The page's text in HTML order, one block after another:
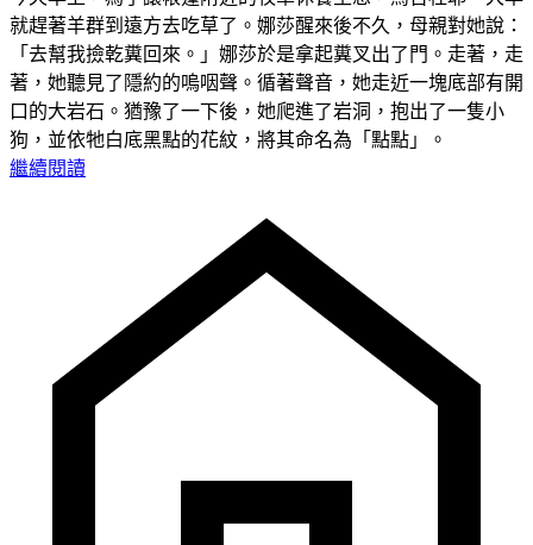
就趕著羊群到遠方去吃草了。娜莎醒來後不久，母親對她說：
「去幫我撿乾糞回來。」娜莎於是拿起糞叉出了門。走著，走
著，她聽見了隱約的嗚咽聲。循著聲音，她走近一塊底部有開
口的大岩石。猶豫了一下後，她爬進了岩洞，抱出了一隻小
狗，並依牠白底黑點的花紋，將其命名為「點點」。
繼續閱讀